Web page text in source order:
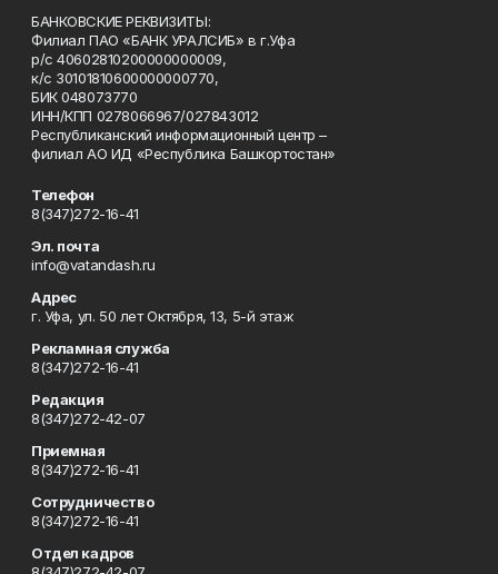
БАНКОВСКИЕ РЕКВИЗИТЫ:
Филиал ПАО «БАНК УРАЛСИБ» в г.Уфа
р/с 40602810200000000009,
к/с 30101810600000000770,
БИК 048073770
ИНН/КПП 0278066967/027843012
Республиканский информационный центр –
филиал АО ИД «Республика Башкортостан»
Телефон
8(347)272-16-41
Эл. почта
info@vatandash.ru
Адрес
г. Уфа, ул. 50 лет Октября, 13, 5-й этаж
Рекламная служба
8(347)272-16-41
Редакция
8(347)272-42-07
Приемная
8(347)272-16-41
Сотрудничество
8(347)272-16-41
Отдел кадров